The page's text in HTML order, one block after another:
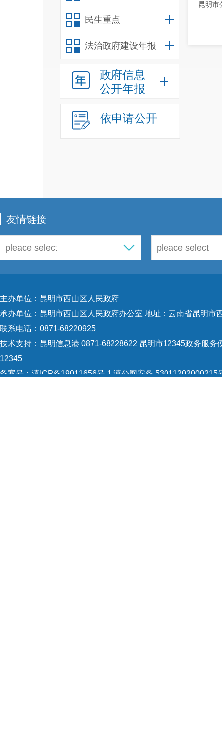
民生重点
法治政府建设年报
政府信息
公开年报
依申请公开
昆明市
友情链接
主办单位：昆明市西山区人民政府
承办单位：昆明市西山区人民政府办公室 地址：云南省昆明市
联系电话：0871-68220925
技术支持： 昆明信息港 0871-68228622 昆明市12345政务服务
12345
备案号： 滇ICP备19011656号-1 滇公网安备 53011202000215